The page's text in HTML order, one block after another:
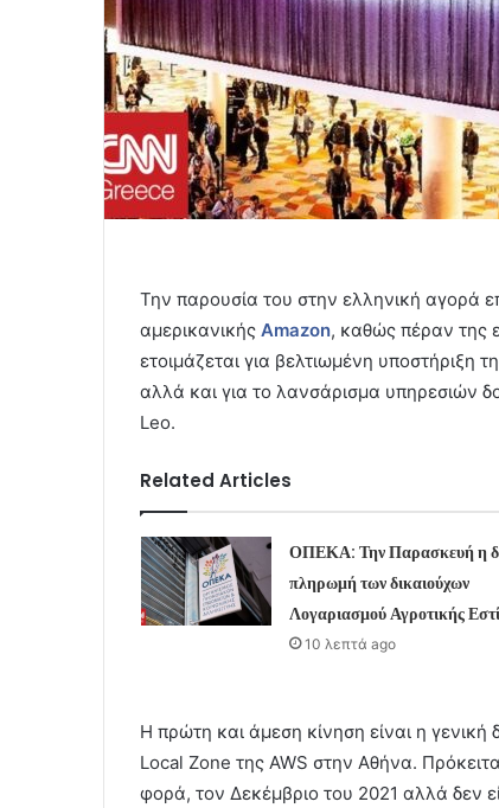
Την παρουσία του στην ελληνική αγορά
αμερικανικής Amazon, καθώς πέραν της
ετοιμάζεται για βελτιωμένη
αλλά και για το λανσάρισμα υπηρεσιών
Leo.
Related Articles
ΟΠΕΚΑ: Την Παρασκευή η
πληρωμή των δικαιούχων
Λογαριασμού Αγροτικής
10 λεπτά ago
Η πρώτη και άμεση κίνηση είναι η
Local Zone της AWS στην Αθήνα.
φορά, τον Δεκέμβριο του 2021 αλλά δεν